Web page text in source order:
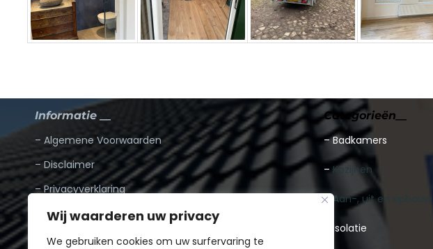
Wij waarderen uw privacy
We gebruiken cookies om uw surfervaring te
Informatie __
– Algemene Voorwaarden
– Disclaimer
– Privacyverklaring
– Google reviews
Blogs
Categorieën__
–Badkamers
–Kozijnen
–Aan-, uit en opbouw
– Isolatie